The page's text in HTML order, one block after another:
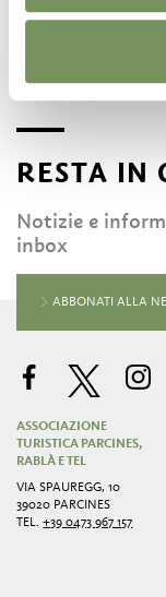
RESTA IN
Notizie e
inbox
ABBONATI ALLA
ASSOCIAZIONE
TURISTICA PARCINES,
RABLÀ E TEL
VIA SPAUREGG, 10
39020 PARCINES
TEL.+39 0473 967 157